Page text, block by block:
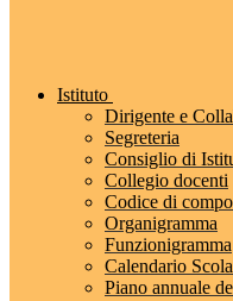
Istituto
Dirigente e
Segreteria
Consiglio di
Collegio docenti
Codice di
Organigramma
Funzionigramma
Calendario
Piano annuale